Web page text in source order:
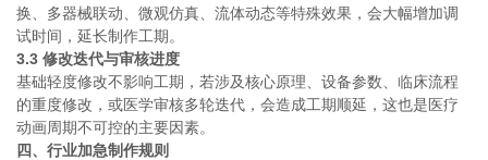
换、多器械联动、微观仿真、流体动态等特殊效果，会大幅增加调
试时间，延长制作工期。
3.3 修改迭代与审核进度
基础轻度修改不影响工期，若涉及核心原理、设备参数、临床流程
的重度修改，或医学审核多轮迭代，会造成工期顺延，这也是医疗
动画周期不可控的主要因素。
四、行业加急制作规则